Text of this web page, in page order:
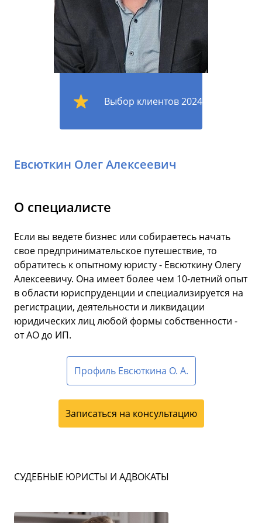
Выбор клиентов 2024
Евсюткин Олег Алексеевич
О специалисте
Если вы ведете бизнес или собираетесь начать
свое предпринимательское путешествие, то
обратитесь к опытному юристу - Евсюткину Олегу
Алексеевичу. Она имеет более чем 10-летний опыт
в области юриспруденции и специализируется на
регистрации, деятельности и ликвидации
юридических лиц любой формы собственности -
от АО до ИП.
Профиль Евсюткина О. А.
Записаться на консультацию
СУДЕБНЫЕ ЮРИСТЫ И АДВОКАТЫ